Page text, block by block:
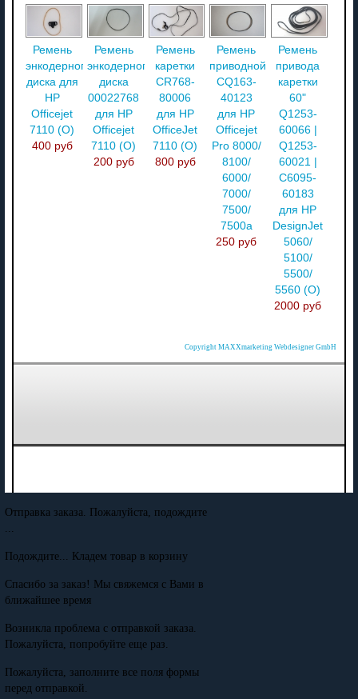
Ремень
энкодерного
диска для
HP
Officejet
7110 (O)
400 руб
Ремень
энкодерного
диска
00022768
для HP
Officejet
7110 (О)
200 руб
Ремень
каретки
CR768-
80006
для HP
OfficeJet
7110 (О)
800 руб
Ремень
приводной
CQ163-
40123
для HP
Officejet
Pro 8000/
8100/
6000/
7000/
7500/
7500a
250 руб
Ремень
привода
каретки
60"
Q1253-
60066 |
Q1253-
60021 |
C6095-
60183
для HP
DesignJet
5060/
5100/
5500/
5560 (О)
2000 руб
Copyright MAXXmarketing Webdesigner GmbH
Отправка заказа. Пожалуйста, подождите
...
Подождите... Кладем товар в корзину
Спасибо за заказ! Мы свяжемся с Вами в
ближайшее время
Возникла проблема с отправкой заказа.
Пожалуйста, попробуйте еще раз.
Пожалуйста, заполните все поля формы
перед отправкой.